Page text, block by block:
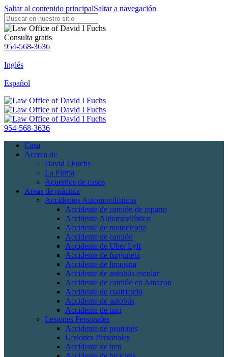
Saltar al contenido principalSaltar a navegación
Consulta gratis
954-568-3636
Inglés
Español
954-568-3636
Casa
Acerca de
David I.Fuchs
La Firma
Acuerdos de casos
Areas de práctica
Accidentes Automovilísticos
Accidente de camión de reparto
Accidente Automovilístico
Accidente de motocicleta
Accidente de camión
Accidente de Uber Lyft
Accidente de furgoneta
Accidente de limusina
Accidente de autobús escolar
Accidente de camión en Amazon
Accidente de cuatriciclo
Accidente de autobús
Accidente de taxi
Lesiones Personales
Accidente de peatones
Lesiones Personales
Accidente de tren